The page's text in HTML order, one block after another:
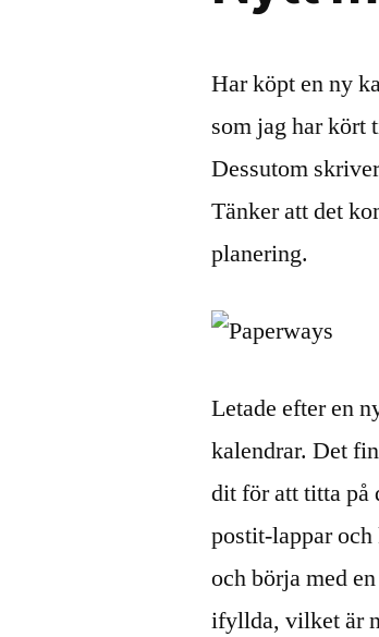
Har köpt en ny
som jag har kört
Dessutom
Tänker att det
planering.
Letade efter en
kalendrar. Det
dit för att titta på
postit-lappar
och börja med
ifyllda, vilket är